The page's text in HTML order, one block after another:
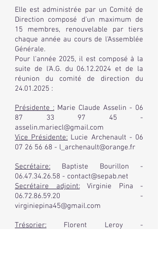
Elle est administrée par un Comité de
Direction composé d'un maximum de
15 membres, renouvelable par tiers
chaque année au cours de l'Assemblée
Générale.
Pour l'année 2025, il est composé à la
suite de l'A.G. du 06.12.2024 et de la
réunion du comité de direction du
24.01.2025 :
Présidente : Marie Claude Asselin - 06
87 33 97 45 -
asselin.mariecl@gmail.com
Vice Présidente: Lucie Archenault - 06
07 26 56 68 - l_archenault@orange.fr
Secrétaire: Baptiste Bourillon -
06.47.34.26.58 - contact@sepab.net
Secrétaire adjoint:Virginie Pina -
06.72.86.59.20 -
virginiepina45@gmail.com
Trésorier: Florent Leroy -